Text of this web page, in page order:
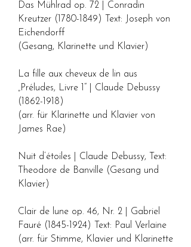
Das Mühlrad op. 72 | Conradin
Kreutzer (1780-1849)
Text: Joseph von
Eichendorff
(Gesang, Klarinette und Klavier)
La fille aux cheveux de lin aus
„Préludes, Livre 1“ | Claude Debussy
(1862-1918)
(arr. für Klarinette und Klavier von
James Rae)
Nuit d’étoiles | Claude Debussy, Text:
Theodore de Banville (Gesang und
Klavier)
Clair de lune op. 46, Nr. 2 | Gabriel
Fauré (1845-1924)
Text: Paul Verlaine
(arr. für Stimme, Klavier und Klarinette